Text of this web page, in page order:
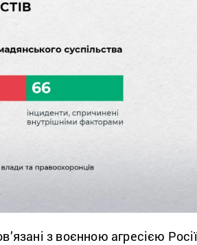
з воєнною агресією Росії